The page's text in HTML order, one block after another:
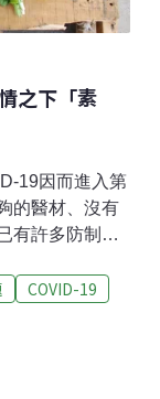
之下「素
19因而進入第
的醫材、沒有
有許多防制措
戰接踵而來，
康與永續飲食
COVID-19